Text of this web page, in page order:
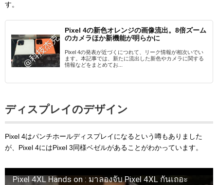
す。
Pixel 4の新色オレンジの画像流出。8倍ズーム
のカメラほか新機能が明らかに
Pixel 4の発表が近づくにつれて、リーク情報が相次いでい
ます。本記事では、新たに流出した新色やカメラに関する
情報などをまとめてお...
ディスプレイのデザイン
Pixel 4はパンチホールディスプレイになるという噂もありました
が、Pixel 4にはPixel 3同様ベゼルがあることがわかっています。
Pixel 4XL Hands on : มาลองจับ Pixel 4XL กันเถอะ